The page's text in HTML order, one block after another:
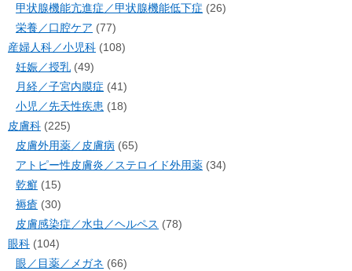
甲状腺機能亢進症／甲状腺機能低下症 (26)
栄養／口腔ケア (77)
産婦人科／小児科 (108)
妊娠／授乳 (49)
月経／子宮内膜症 (41)
小児／先天性疾患 (18)
皮膚科 (225)
皮膚外用薬／皮膚病 (65)
アトピー性皮膚炎／ステロイド外用薬 (34)
乾癬 (15)
褥瘡 (30)
皮膚感染症／水虫／ヘルペス (78)
眼科 (104)
眼／目薬／メガネ (66)